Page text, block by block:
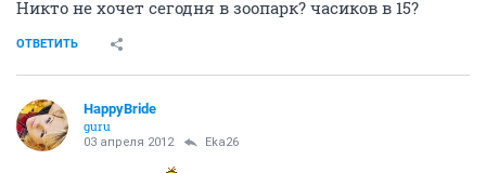
Никто не хочет сегодня в зоопарк? часиков в 15?
ОТВЕТИТЬ
HappyBride
guru
03 апреля 2012 Eka26